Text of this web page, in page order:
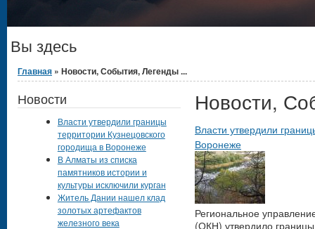
Вы здесь
Главная » Новости, События, Легенды ...
Новости,
Власти утвердили
Воронеже
Региональное
(ОКН) утвердило
Новости
Власти утвердили границы
территории Кузнецовского
городища в Воронеже
В Алматы из списка
памятников истории и
культуры исключили курган
Житель Дании нашел клад
золотых артефактов
железного века